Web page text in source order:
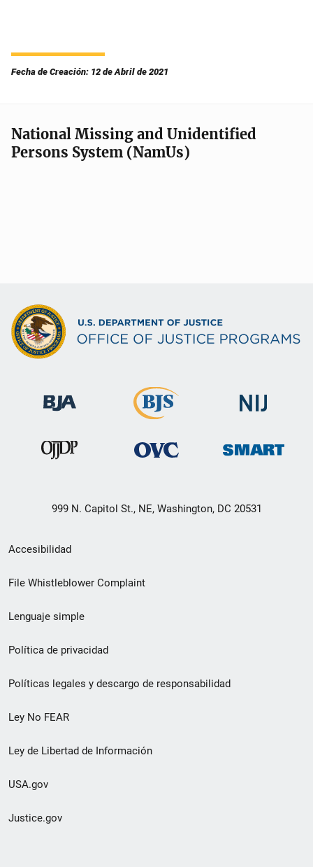
Fecha de Creación: 12 de Abril de 2021
National Missing and Unidentified
Persons System (NamUs)
999 N. Capitol St., NE, Washington, DC 20531
Menú
de
de
pie
de
página
Accesibilidad
File Whistleblower Complaint
Lenguaje simple
Política de privacidad
Políticas legales y descargo de responsabilidad
Ley No FEAR
Ley de Libertad de Información
USA.gov
Justice.gov